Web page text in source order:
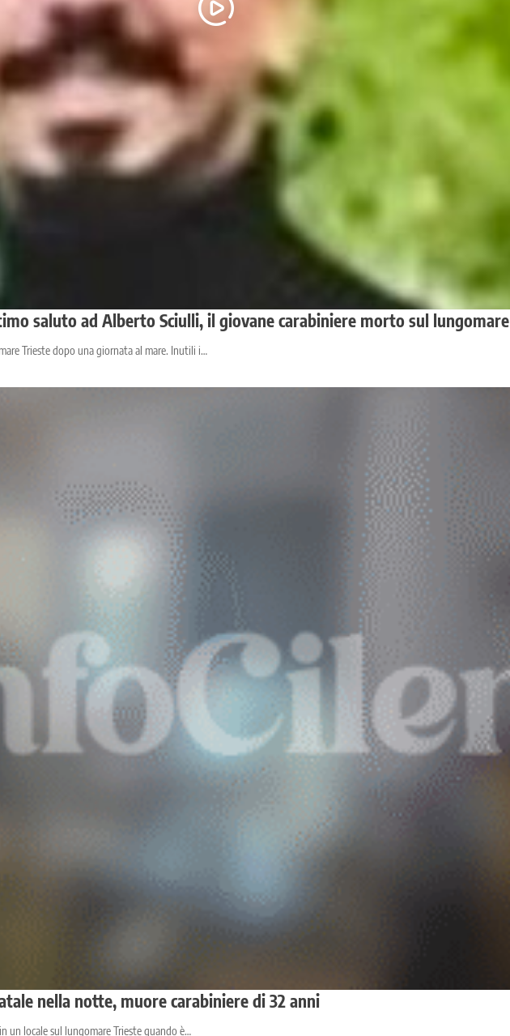
saluto ad Alberto Sciulli, il giovane carabiniere morto sul lungomare
Trieste dopo una giornata al mare. Inutili i…
nella notte, muore carabiniere di 32 anni
un locale sul lungomare Trieste quando è…